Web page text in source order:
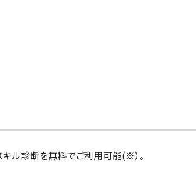
ル診断を無料でご利用可能(※）。